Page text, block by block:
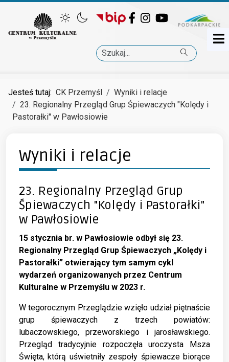
FacebookInstagramYouTube
Jesteś tutaj: CK Przemyśl
Wyniki i relacje
23. Regionalny Przegląd Grup Śpiewaczych "Kolędy i
Pastorałki" w Pawłosiowie
Wyniki i relacje
23. Regionalny Przegląd Grup
Śpiewaczych "Kolędy i Pastorałki"
w Pawłosiowie
15 stycznia br. w Pawłosiowie odbył się 23.
Regionalny Przegląd Grup Śpiewaczych „Kolędy i
Pastorałki” otwierający tym samym cykl
wydarzeń organizowanych przez Centrum
Kulturalne w Przemyślu w 2023 r.
W tegorocznym Przeglądzie wzięło udział piętnaście
grup śpiewaczych z trzech powiatów:
lubaczowskiego, przeworskiego i jarosławskiego.
Przegląd tradycyjnie rozpoczęła uroczysta Msza
Święta, którą uświetniły zespoły śpiewacze biorące